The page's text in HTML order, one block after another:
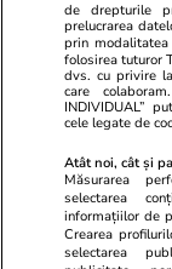
Diana
încearcă în
audiență la
generală a
rămas șocată!”
PARTENERI
de drepturile
prelucrarea
prin
folosirea tuturor
dvs. cu privire
care
INDIVIDUAL”
cele legate de
Atât noi, cât și
Măsurarea
selectarea
informațiilor de
Crearea
selectarea